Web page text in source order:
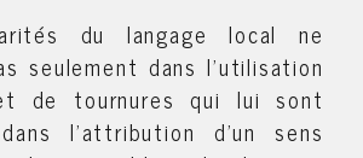
du langage local ne
seulement dans l'utilisation
de tournures qui lui sont
l'attribution d'un sens